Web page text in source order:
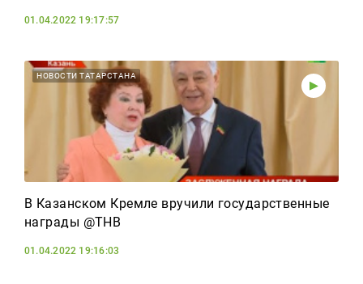
01.04.2022 19:17:57
НОВОСТИ ТАТАРСТАНА
В Казанском Кремле вручили государственные
награды @ТНВ
01.04.2022 19:16:03